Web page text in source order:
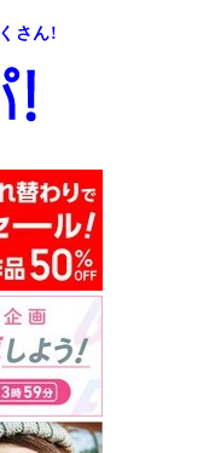
さん!